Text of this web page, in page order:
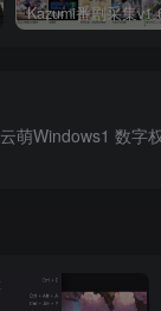
云萌Windows1 数字